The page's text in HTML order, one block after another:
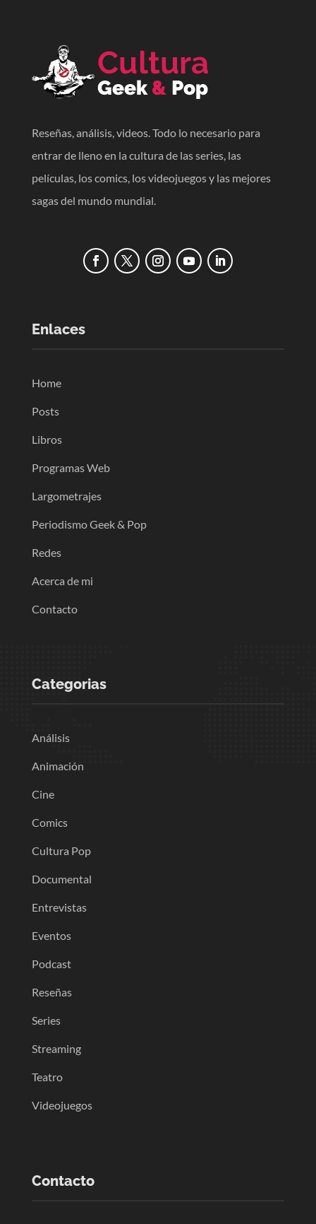
Reseñas, análisis, videos. Todo lo necesario para
entrar de lleno en la cultura de las series, las
películas, los comics, los videojuegos y las mejores
sagas del mundo mundial.
Enlaces
Home
Posts
Libros
Programas Web
Largometrajes
Periodismo Geek & Pop
Redes
Acerca de mi
Contacto
Categorias
Análisis
Animación
Cine
Comics
Cultura Pop
Documental
Entrevistas
Eventos
Podcast
Reseñas
Series
Streaming
Teatro
Videojuegos
Contacto